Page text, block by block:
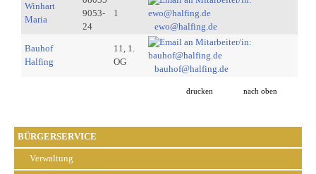
BÜRGERSERVICE
Verwaltung
Winhart
Maria
9053-
24
1
ewo@halfing.de
Bauhof
Halfing
11, 1.
OG
bauhof@halfing.de
drucken nach oben